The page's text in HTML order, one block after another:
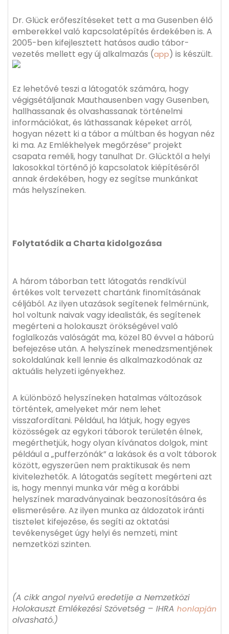
Dr. Glück erőfeszítéseket tett a ma Gusenben élő
emberekkel való kapcsolatépítés érdekében is. A
2005-ben kifejlesztett hatásos audio tábor-
vezetés mellett egy új alkalmazás (app) is készült.
Ez lehetővé teszi a látogatók számára, hogy
végigsétáljanak Mauthausenben vagy Gusenben,
hallhassanak és olvashassanak történelmi
információkat, és láthassanak képeket arról,
hogyan nézett ki a tábor a múltban és hogyan néz
ki ma. Az Emlékhelyek megőrzése” projekt
csapata reméli, hogy tanulhat Dr. Glücktől a helyi
lakosokkal történő jó kapcsolatok kiépítéséről
annak érdekében, hogy ez segítse munkánkat
más helyszíneken.
Folytatódik a Charta kidolgozása
A három táborban tett látogatás rendkívül
értékes volt tervezett chartánk finomításának
céljából. Az ilyen utazások segítenek felmérnünk,
hol voltunk naivak vagy idealisták, és segítenek
megérteni a holokauszt örökségével való
foglalkozás valóságát ma, közel 80 évvel a háború
befejezése után. A helyszínek menedzsmentjének
sokoldalúnak kell lennie és alkalmazkodónak az
aktuális helyzeti igényekhez.
A különböző helyszíneken hatalmas változások
történtek, amelyeket már nem lehet
visszafordítani. Például, ha látjuk, hogy egyes
közösségek az egykori táborok területén élnek,
megérthetjük, hogy olyan kívánatos dolgok, mint
például a „pufferzónák” a lakások és a volt táborok
között, egyszerűen nem praktikusak és nem
kivitelezhetők. A látogatás segített megérteni azt
is, hogy mennyi munka vár még a korábbi
helyszínek maradványainak beazonosítására és
elismerésére. Az ilyen munka az áldozatok iránti
tisztelet kifejezése, és segíti az oktatási
tevékenységet úgy helyi és nemzeti, mint
nemzetközi szinten.
(A cikk angol nyelvű eredetije a Nemzetközi
Holokauszt Emlékezési Szövetség – IHRA honlapján
olvasható.)